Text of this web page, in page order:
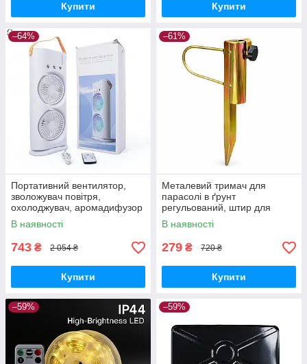
Купити Купити
–64%
Портативний вентилятор,
зволожувач повітря,
охолоджувач, аромадифузор
FH-666
В наявності
743 ₴ 2 054 ₴
Купити
–61%
Металевий тримач для
парасолі в ґрунт
регульований, штир для
садової парасолі з
фіксатором
В наявності
279 ₴ 720 ₴
Купити
–59% –59%